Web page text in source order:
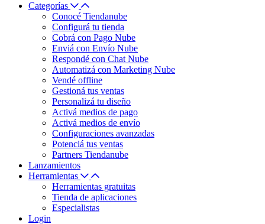
Categorías
Conocé Tiendanube
Configurá tu tienda
Cobrá con Pago Nube
Enviá con Envío Nube
Respondé con Chat Nube
Automatizá con Marketing Nube
Vendé offline
Gestioná tus ventas
Personalizá tu diseño
Activá medios de pago
Activá medios de envío
Configuraciones avanzadas
Potenciá tus ventas
Partners Tiendanube
Lanzamientos
Herramientas
Herramientas gratuitas
Tienda de aplicaciones
Especialistas
Login